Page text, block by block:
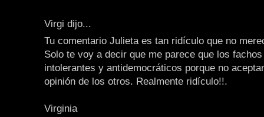
Virgi dijo...
Tu comentario Julieta es tan ridículo que no
Solo te voy a decir que me parece que los
intolerantes y antidemocráticos porque no
opinión de los otros. Realmente ridículo!!.
Virginia